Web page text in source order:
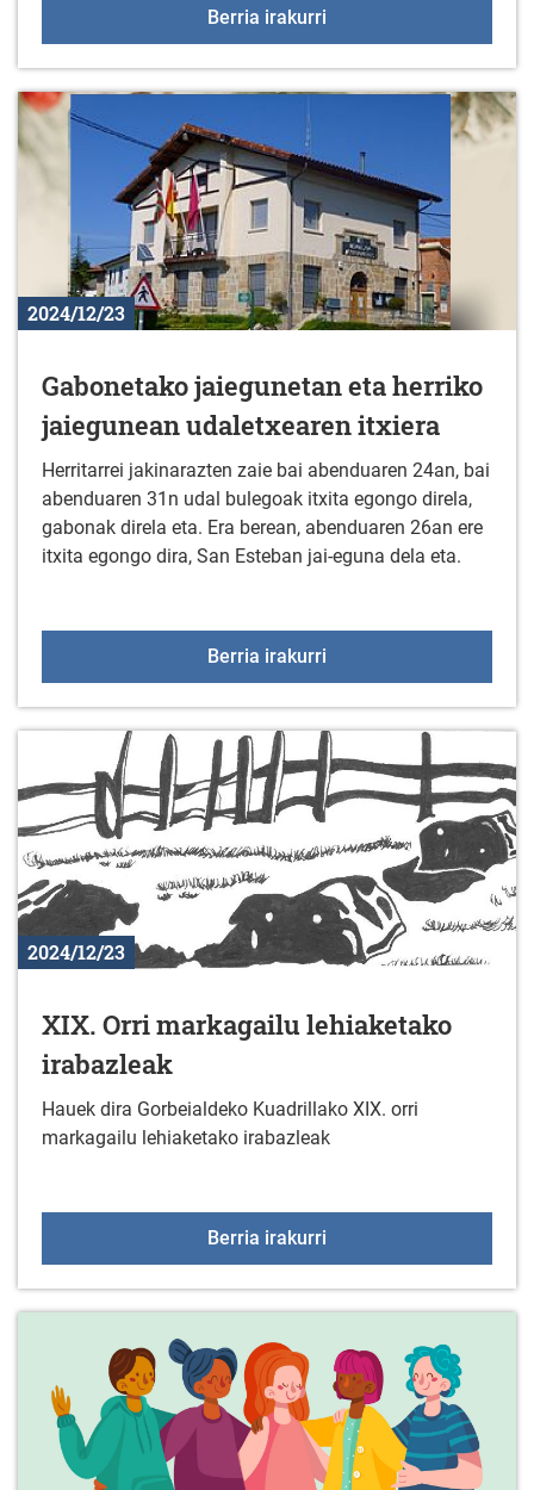
Berria irakurri
2024/12/23
Gabonetako jaiegunetan eta herriko
jaiegunean udaletxearen itxiera
Herritarrei jakinarazten zaie bai abenduaren 24an, bai
abenduaren 31n udal bulegoak itxita egongo direla,
gabonak direla eta. Era berean, abenduaren 26an ere
itxita egongo dira, San Esteban jai-eguna dela eta.
Berria irakurri
2024/12/23
XIX. Orri markagailu lehiaketako
irabazleak
Hauek dira Gorbeialdeko Kuadrillako XIX. orri
markagailu lehiaketako irabazleak
Berria irakurri